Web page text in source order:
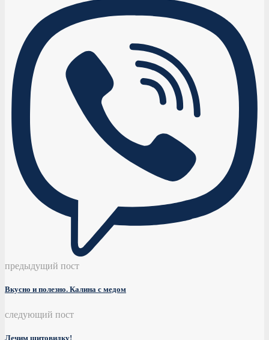
предыдущий пост
Вкусно и полезно. Калина с медом
следующий пост
Лeчим щитовидку!